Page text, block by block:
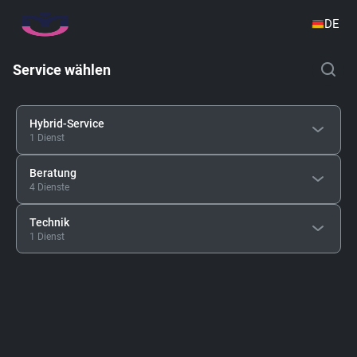
DE
Service wählen
Hybrid-Service
1 Dienst
Beratung
4 Dienste
Technik
1 Dienst